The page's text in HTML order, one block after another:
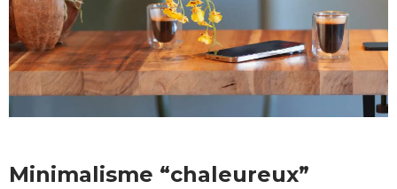
Minimalisme “chaleureux”